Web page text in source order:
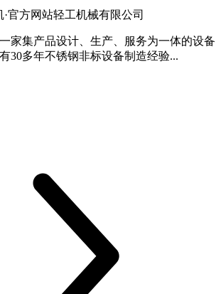
家集产品设计、生产、服务为一体的设备
30多年不锈钢非标设备制造经验...